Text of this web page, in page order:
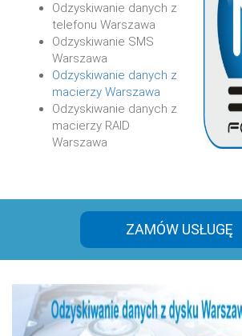
Odzyskiwanie danych z
telefonu Warszawa
Odzyskiwanie SMS
Warszawa
Odzyskiwanie danych z
macierzy Warszawa
Odzyskiwanie danych z
macierzy RAID
Warszawa
ZAMÓW USŁUGĘ